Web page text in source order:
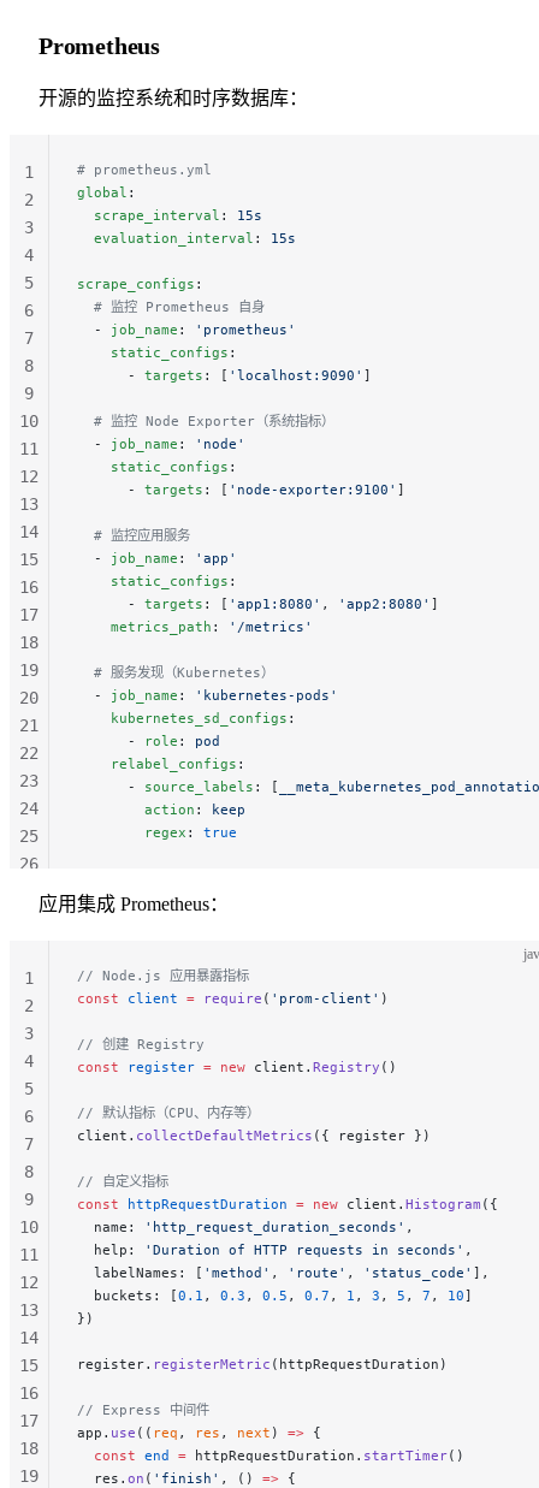
Prometheus
开源的监控系统和时序数据库：
# prometheus.yml
global :
  scrape_interval
: 15s
  evaluation_interval
: 15s
scrape_configs :
  # 监控 Prometheus 自身
  -
job_name :
'prometheus'
    static_configs
:
      -
targets : [ 'localhost:9090' ]
  # 监控 Node Exporter（系统指标）
  -
job_name :
'node'
    static_configs
:
      -
targets : [ 'node-exporter:9100' ]
  # 监控应用服务
  -
job_name :
'app'
    static_configs
:
      -
targets : [ 'app1:8080' , 'app2:8080' ]
    metrics_path
: '/metrics'
  # 服务发现（Kubernetes）
  -
job_name :
'kubernetes-pods'
    kubernetes_sd_configs
:
      -
role : pod
    relabel_configs
:
      -
source_labels : [
        action
: keep
        regex
: true
1
2
3
4
5
6
7
8
9
10
11
12
13
14
15
16
17
18
19
20
21
22
23
24
25
26
30
应用集成 Prometheus：
// Node.js 应用暴露指标
const client = require ( 'prom-client' )
// 创建 Registry
const register = new client. Registry ()
// 默认指标（CPU、内存等）
client. collectDefaultMetrics ({ register })
// 自定义指标
const httpRequestDuration = new client. Histogram ({
  name:
'http_request_duration_seconds' ,
  help:
'Duration of HTTP requests in seconds' ,
  labelNames: [
'method' , 'route' , 'status_code' ],
  buckets: [
0.1 , 0.3 , 0.5 , 0.7 , 1 , 3 , 5 , 7 , 10]
})
register. registerMetric (httpRequestDuration)
// Express 中间件
app. use (( req , res , next ) => {
  const
end = httpRequestDuration. startTimer()
  res.
on ( 'finish' , () => {
1
2
3
4
5
6
7
8
9
10
11
12
13
14
15
16
17
18
19